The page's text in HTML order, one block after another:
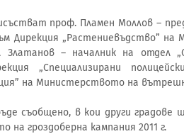
проф. Пламен Моллов –
Дирекция „Растениевъдство”
– началник на отдел
„Специализирани
на Министерството на
съобщено, в кои други градове
на гроздоберна кампания 2011 г.